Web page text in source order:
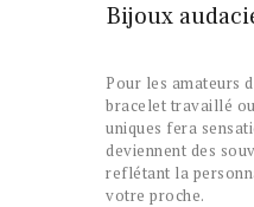
Bijoux
Pour les amateurs
bracelet travaillé
uniques fera
deviennent des
reflétant la
votre proche.